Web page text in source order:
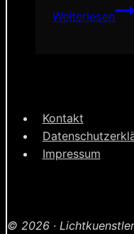
Weiterlesen
1200
Kontakt
Impressum
© 2026 ·